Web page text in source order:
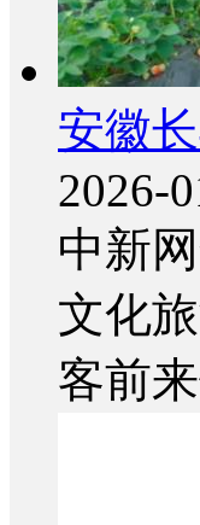
安徽
2026-
中新
文化
客前来